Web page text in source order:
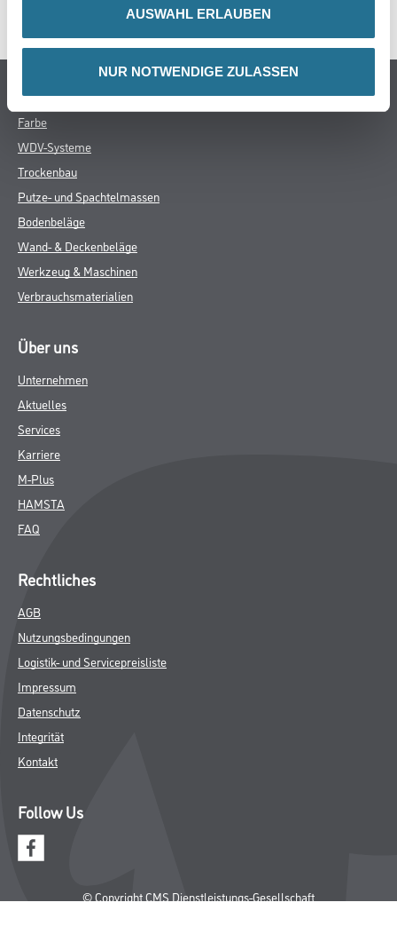
AUSWAHL ERLAUBEN
NUR NOTWENDIGE ZULASSEN
SPEZIFIKATIONEN
Farbe
WDV-Systeme
Trockenbau
Putze- und Spachtelmassen
Bodenbeläge
Wand- & Deckenbeläge
Werkzeug & Maschinen
Verbrauchsmaterialien
Über uns
Unternehmen
Aktuelles
Services
Karriere
M-Plus
HAMSTA
FAQ
Rechtliches
AGB
Nutzungsbedingungen
Logistik- und Servicepreisliste
Impressum
Datenschutz
Integrität
Kontakt
Follow Us
© Copyright CMS Dienstleistungs-Gesellschaft